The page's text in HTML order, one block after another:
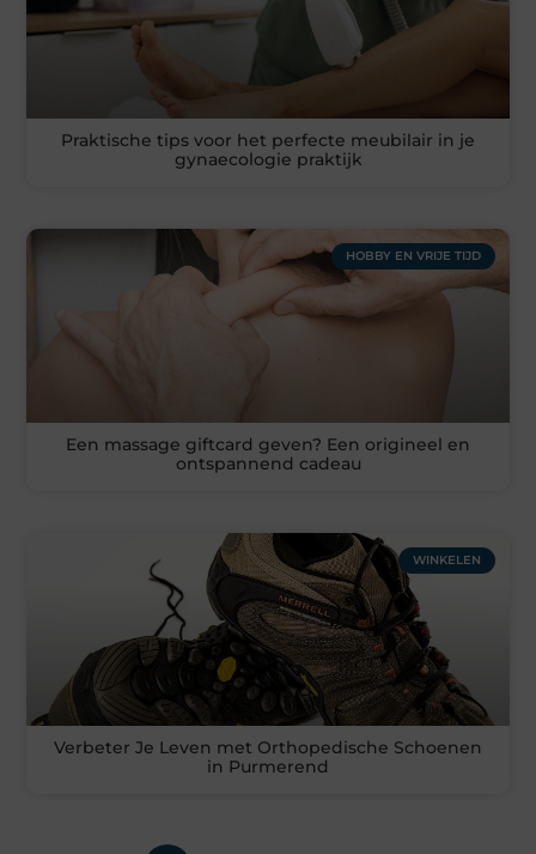
Praktische tips voor het perfecte meubilair in je
gynaecologie praktijk
HOBBY EN VRIJE TIJD
Een massage giftcard geven? Een origineel en
ontspannend cadeau
WINKELEN
Verbeter Je Leven met Orthopedische Schoenen
in Purmerend